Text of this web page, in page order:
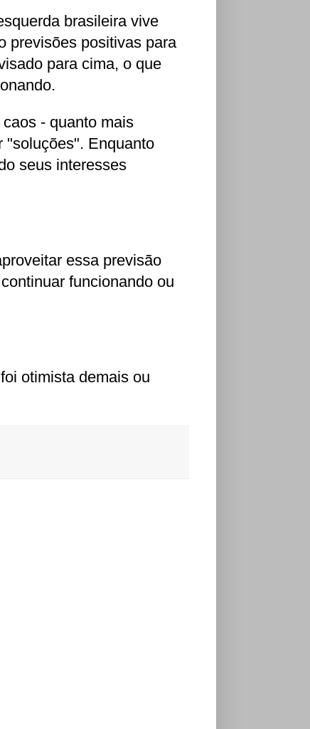
brasileira vive
previsões positivas para
para cima, o que
- quanto mais
"soluções". Enquanto
seus interesses
essa previsão
funcionando ou
otimista demais ou